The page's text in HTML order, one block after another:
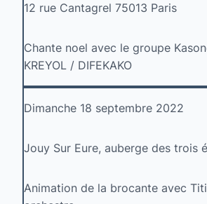
12 rue Cantagrel 75013 Paris
Chante noel avec le groupe
KREYOL / DIFEKAKO
Dimanche 18 septembre 2022
Jouy Sur Eure, auberge des trois
Animation de la brocante avec